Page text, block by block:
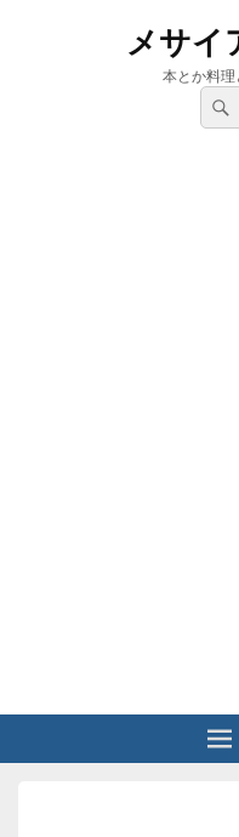
メサイ
本とか料
検
索: